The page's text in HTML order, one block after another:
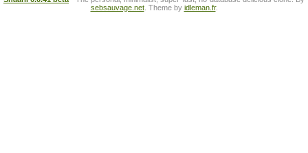
sebsauvage.net. Theme by idleman.fr.